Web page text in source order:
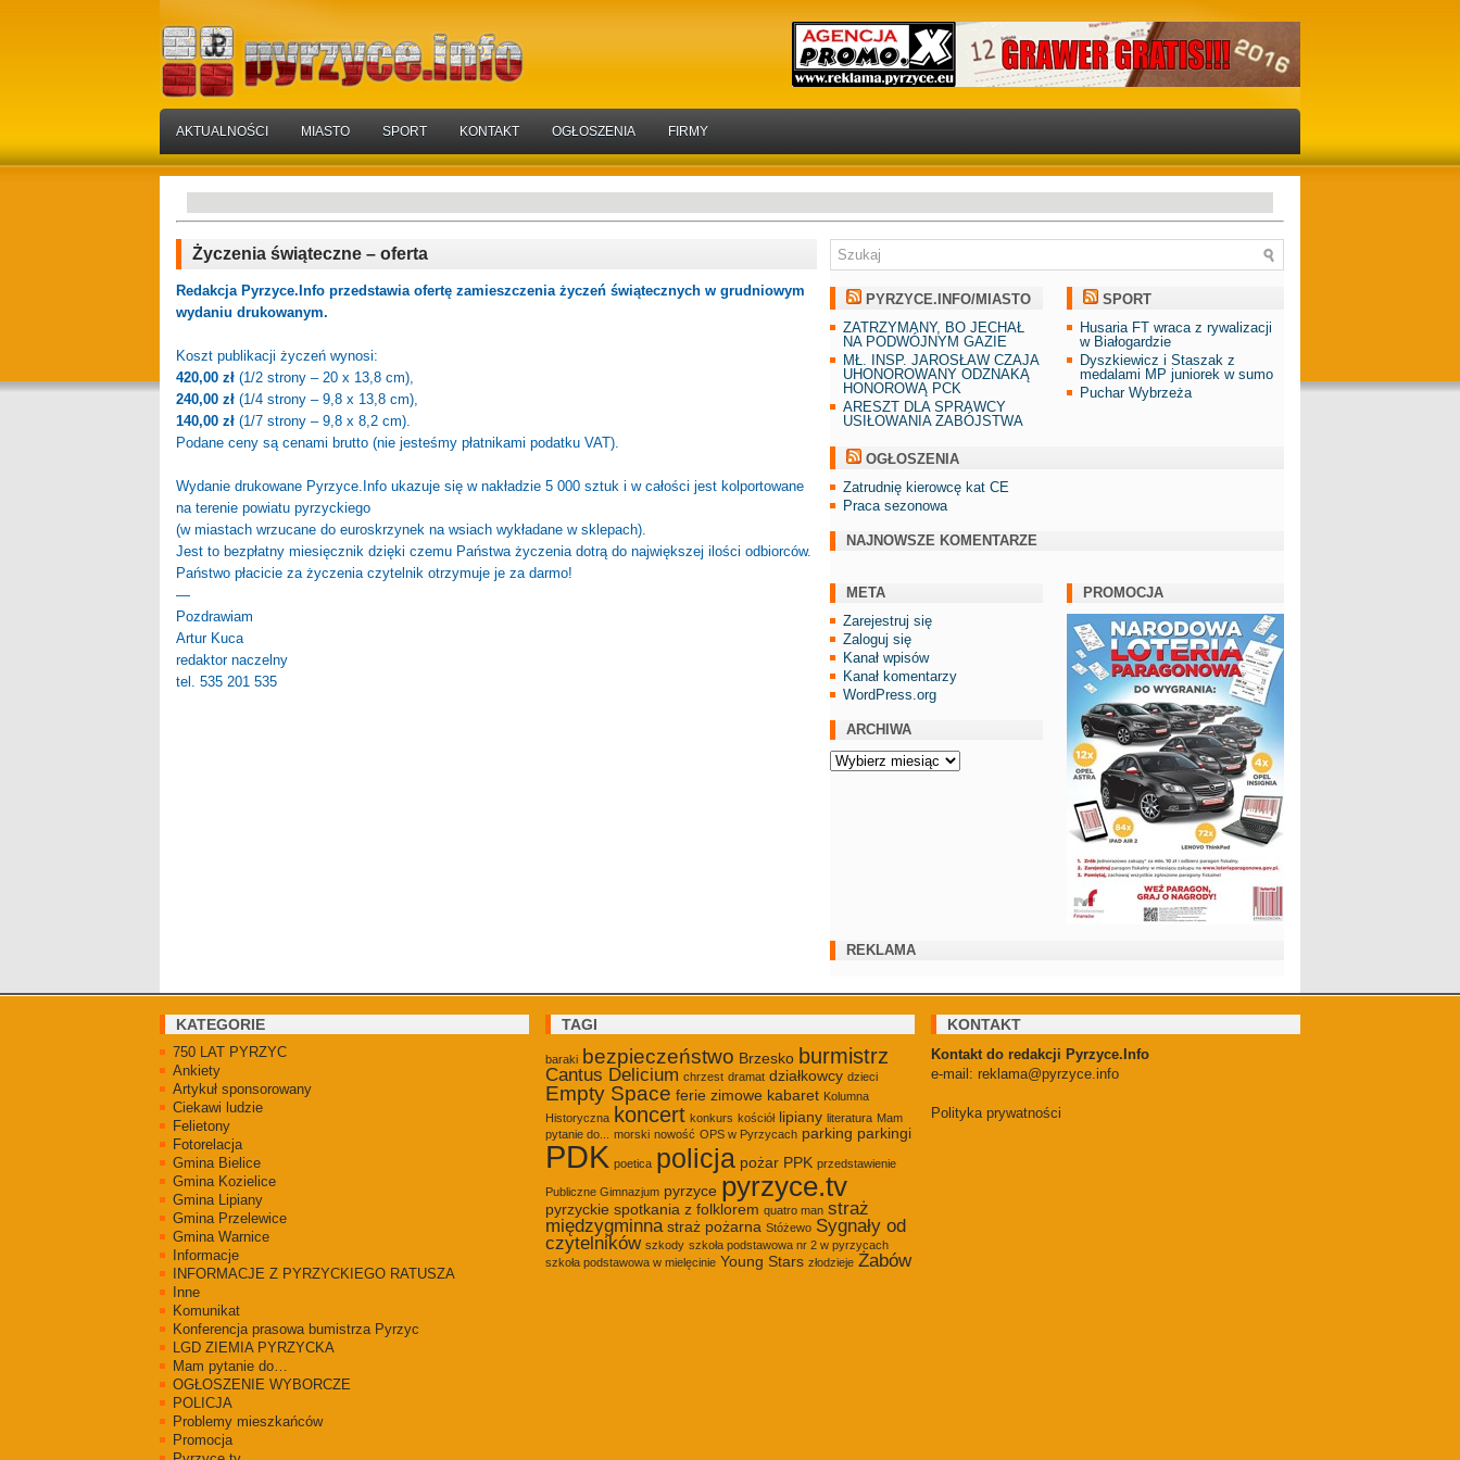
AKTUALNOŚCI MIASTO SPORT KONTAKT OGŁOSZENIA FIRMY
Życzenia świąteczne – oferta
Redakcja Pyrzyce.Info przedstawia ofertę zamieszczenia życzeń świątecznych w grudniowym
wydaniu drukowanym.
Koszt publikacji życzeń wynosi:
420,00 zł (1/2 strony – 20 x 13,8 cm),
240,00 zł (1/4 strony – 9,8 x 13,8 cm),
140,00 zł (1/7 strony – 9,8 x 8,2 cm).
Podane ceny są cenami brutto (nie jesteśmy płatnikami podatku VAT).
Wydanie drukowane Pyrzyce.Info ukazuje się w nakładzie 5 000 sztuk i w całości jest kolportowane
na terenie powiatu pyrzyckiego
(w miastach wrzucane do euroskrzynek na wsiach wykładane w sklepach).
Jest to bezpłatny miesięcznik dzięki czemu Państwa życzenia dotrą do największej ilości odbiorców.
Państwo płacicie za życzenia czytelnik otrzymuje je za darmo!
—
Pozdrawiam
Artur Kuca
redaktor naczelny
tel. 535 201 535
PYRZYCE.INFO/MIASTO
ZATRZYMANY, BO JECHAŁ
NA PODWÓJNYM GAZIE
MŁ. INSP. JAROSŁAW CZAJA
UHONOROWANY ODZNAKĄ
HONOROWĄ PCK
ARESZT DLA SPRAWCY
USIŁOWANIA ZABÓJSTWA
SPORT
Husaria FT wraca z rywalizacji
w Białogardzie
Dyszkiewicz i Staszak z
medalami MP juniorek w sumo
Puchar Wybrzeża
OGŁOSZENIA
Zatrudnię kierowcę kat CE
Praca sezonowa
NAJNOWSZE KOMENTARZE
META
Zarejestruj się
Zaloguj się
Kanał wpisów
Kanał komentarzy
WordPress.org
ARCHIWA
Archiwa
PROMOCJA
REKLAMA
KATEGORIE
750 LAT PYRZYC
Ankiety
Artykuł sponsorowany
Ciekawi ludzie
Felietony
Fotorelacja
Gmina Bielice
Gmina Kozielice
Gmina Lipiany
Gmina Przelewice
Gmina Warnice
Informacje
INFORMACJE Z PYRZYCKIEGO RATUSZA
Inne
Komunikat
Konferencja prasowa bumistrza Pyrzyc
LGD ZIEMIA PYRZYCKA
Mam pytanie do…
OGŁOSZENIE WYBORCZE
POLICJA
Problemy mieszkańców
Promocja
TAGI
baraki bezpieczeństwo Brzesko burmistrz
Cantus Delicium chrzest dramat działkowcy dzieci
Empty Space ferie zimowe kabaret Kolumna
Historyczna koncert konkurs kościół lipiany literatura Mam
pytanie do...
morski nowość OPS w Pyrzycach parking parkingi
PDK poetica policja pożar PPK przedstawienie
Publiczne Gimnazjum pyrzyce pyrzyce.tv
pyrzyckie spotkania z folklorem quatro man straż
międzygminna straż pożarna Stóżewo Sygnały od
czytelników szkody szkoła podstawowa nr 2 w pyrzycach
szkoła podstawowa w mielęcinie Young Stars złodzieje Żabów
KONTAKT
Kontakt do redakcji Pyrzyce.Info
e-mail: reklama@pyrzyce.info
Polityka prywatności